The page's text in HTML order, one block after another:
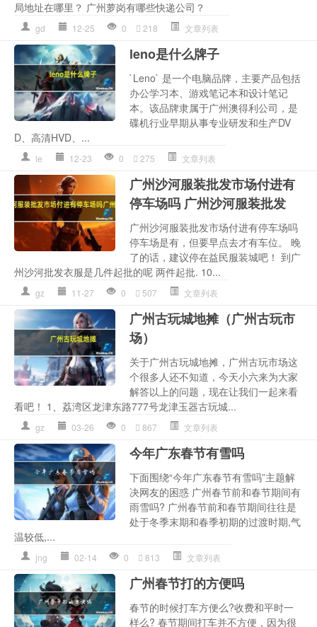
局地址在哪里？ 广州萝岗有哪些快递公司？
gd 12-25 0 218 文章列表
leno是什么牌子
`Leno` 是一个电脑品牌，主要产品包括
办公学习本、游戏笔记本和设计笔记
本。该品牌隶属于广州澳得利公司，是
碟机行业早期从事专业研发和生产DV
D、高清HVD、...
le 12-23 0 275 文章列表
广州沙河服装批发市场付进有
停车场吗 广州沙河服装批发
广州沙河服装批发市场付进有停车场吗
停车场是有，但要早点去才有车位。 晚
了的话，建议停在益民服装城吧！ 到广
州沙河批发衣服是几件起批的呢 两件起批. 10...
gz 11-27 0 507 文章列表
广州古玩城地摊（广州古玩市
场）
关于广州古玩城地摊，广州古玩市场这
个很多人还不知道，今天小六来为大家
解答以上的问题，现在让我们一起来看
看吧！ 1、荔湾区龙津东路777号龙津玉器古玩城...
gz 03-26 0 867 文章列表
今年广东春节有雪吗
下面围绕“今年广东春节有雪吗”主题解
决网友的困惑 广州春节前和春节期间有
雨雪吗? 广州春节前和春节期间往往是
处于冬季末期和春季初期的过渡时期,气
温较低,...
jng 02-14 0 813 文章列表
广州春节打的方便吗
春节的时候打车方便么?收费和平时一
样么? 春节期间打车并不方便，因为很